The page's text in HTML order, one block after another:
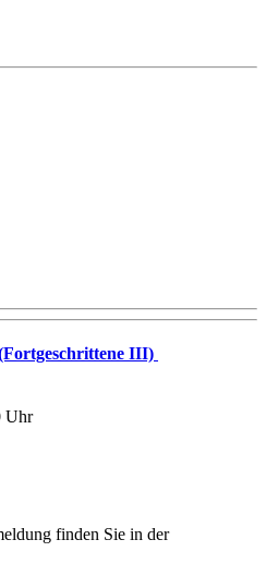
III)
Uhr
finden Sie in der